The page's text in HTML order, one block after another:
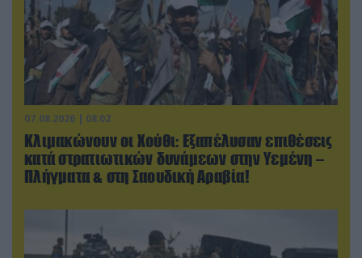
07.08.2026 | 08:02
Κλιμακώνουν οι Χούθι: Eξαπέλυσαν επιθέσεις
κατά στρατιωτικών δυνάμεων στην Υεμένη –
Πλήγματα & στη Σαουδική Αραβία!